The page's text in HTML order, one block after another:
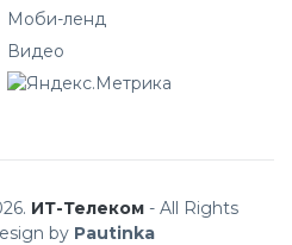
Моби-ленд
Видео
ИТ-Телеком - All Rights
by Pautinka